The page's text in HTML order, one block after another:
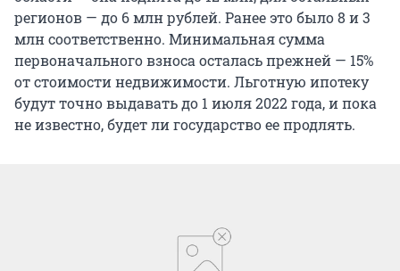
регионов — до 6 млн рублей. Ранее это было 8 и 3
млн соответственно. Минимальная сумма
первоначального взноса осталась прежней — 15%
от стоимости недвижимости. Льготную ипотеку
будут точно выдавать до 1 июля 2022 года, и пока
не известно, будет ли государство ее продлять.